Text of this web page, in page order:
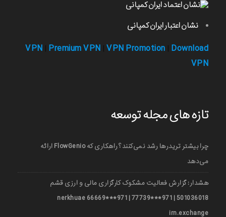
نشان اعتبار ایران کمپانی
VPN Premium VPN VPN Promotion Download
VPN
تازه های مجله توسعه
چرا بیشتر تریدرها رشد نمی‌کنند؟ راهکاری که FlowGenio ارائه
می‌دهد
هشدار: گزارش فعالیت مشکوک کارگزاری مالی و ارزی قشم
501036018 | 971***77739 | 971***66669 nerkhuae
irn.exchange